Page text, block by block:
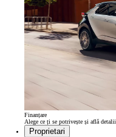
Finanțare
Alege ce ți se potrivește și află detalii
Proprietari